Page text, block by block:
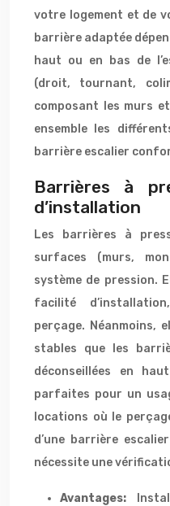
votre logement et de
barrière adaptée
haut ou en bas de
(droit, tournant,
composant les murs
ensemble les
barrière escalier
Barrières à
d’installation
Les barrières à
surfaces (murs,
système de pression.
facilité
perçage. Néanmoins,
stables que les
déconseillées en
parfaites pour un
locations où le
d’une barrière
nécessite une
Avantages: